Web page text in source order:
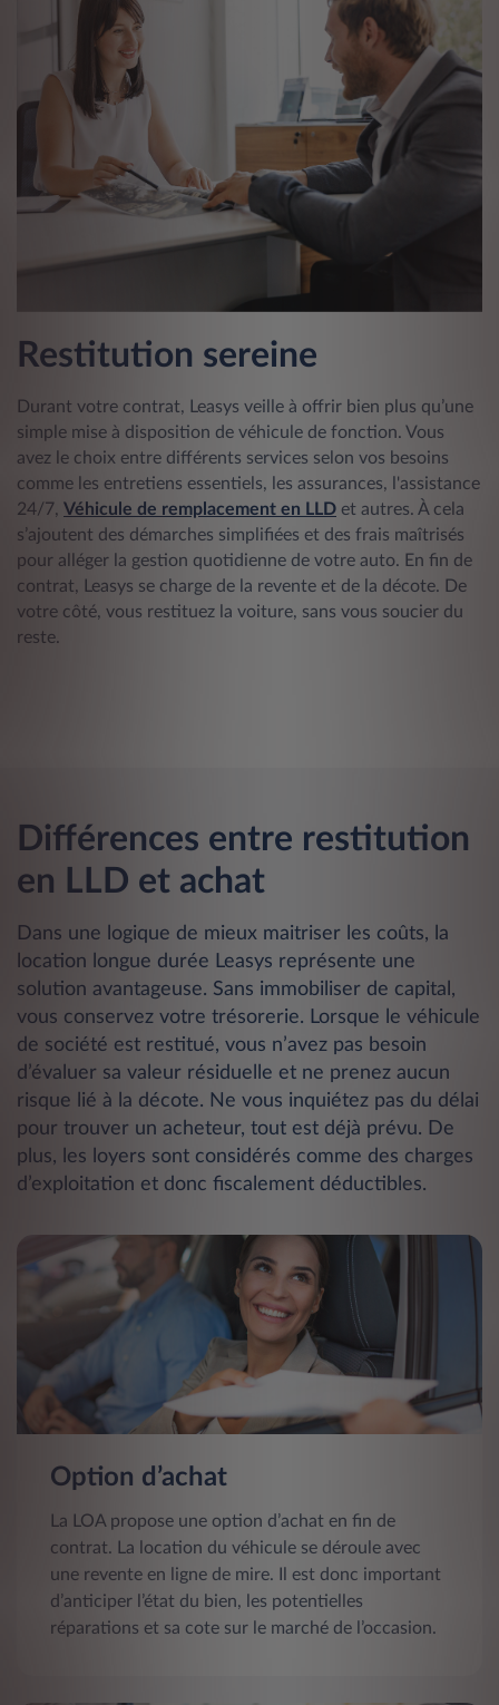
Restitution sereine
Durant votre contrat, Leasys veille à offrir bien plus qu’une
simple mise à disposition de véhicule de fonction. Vous
avez le choix entre différents services selon vos besoins
comme les entretiens essentiels, les assurances, l'assistance
24/7, Véhicule de remplacement en LLD et autres. À cela
s’ajoutent des démarches simplifiées et des frais maîtrisés
pour alléger la gestion quotidienne de votre auto. En fin de
contrat, Leasys se charge de la revente et de la décote. De
votre côté, vous restituez la voiture, sans vous soucier du
reste.
Différences entre restitution
en LLD et achat
Dans une logique de mieux maitriser les coûts, la
location longue durée Leasys représente une
solution avantageuse. Sans immobiliser de capital,
vous conservez votre trésorerie. Lorsque le véhicule
de société est restitué, vous n’avez pas besoin
d’évaluer sa valeur résiduelle et ne prenez aucun
risque lié à la décote. Ne vous inquiétez pas du délai
pour trouver un acheteur, tout est déjà prévu. De
plus, les loyers sont considérés comme des charges
d’exploitation et donc fiscalement déductibles.
Option d’achat
La LOA propose une option d’achat en fin de
contrat. La location du véhicule se déroule avec
une revente en ligne de mire. Il est donc important
d’anticiper l’état du bien, les potentielles
réparations et sa cote sur le marché de l’occasion.